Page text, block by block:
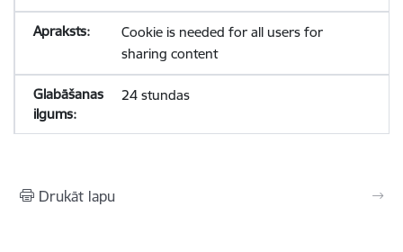
Cookie is needed for all users for
sharing content
24 stundas
Drukāt lapu